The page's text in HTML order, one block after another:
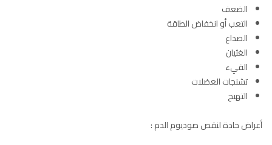
الضعف
التعب أو انخفاض الطاقة
الصداع
الغثيان
القيء
تشنجات العضلات
التهيج
أعراض حادة لنقص صوديوم الدم :